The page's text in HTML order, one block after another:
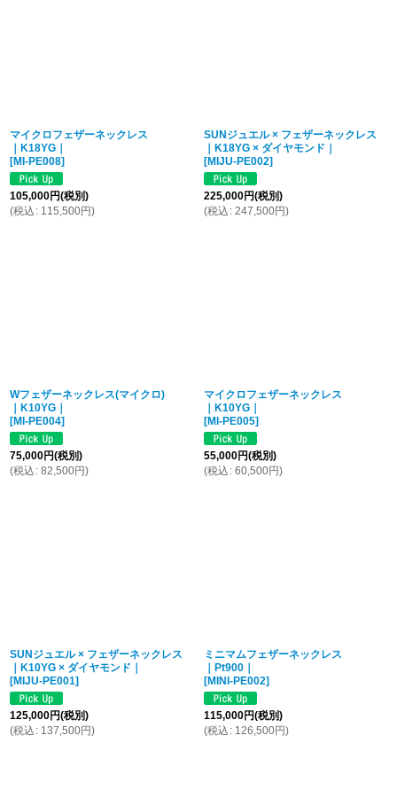
マイクロフェザーネックレス
｜K18YG｜
[MI-PE008]
105,000円(税別)
(税込 : 115,500円)
SUNジュエル × フェザーネックレス
｜K18YG × ダイヤモンド｜
[MIJU-PE002]
225,000円(税別)
(税込 : 247,500円)
Wフェザーネックレス(マイクロ)
｜K10YG｜
[MI-PE004]
75,000円(税別)
(税込 : 82,500円)
マイクロフェザーネックレス
｜K10YG｜
[MI-PE005]
55,000円(税別)
(税込 : 60,500円)
SUNジュエル × フェザーネックレス
｜K10YG × ダイヤモンド｜
[MIJU-PE001]
125,000円(税別)
(税込 : 137,500円)
ミニマムフェザーネックレス
｜Pt900｜
[MINI-PE002]
115,000円(税別)
(税込 : 126,500円)